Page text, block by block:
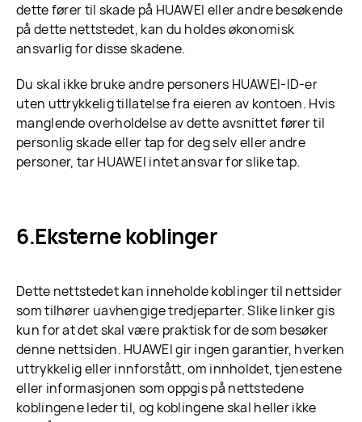
dette fører til skade på HUAWEI eller andre besøkende
på dette nettstedet, kan du holdes økonomisk
ansvarlig for disse skadene.
Du skal ikke bruke andre personers HUAWEI-ID-er
uten uttrykkelig tillatelse fra eieren av kontoen. Hvis
manglende overholdelse av dette avsnittet fører til
personlig skade eller tap for deg selv eller andre
personer, tar HUAWEI intet ansvar for slike tap.
Eksterne koblinger
Dette nettstedet kan inneholde koblinger til nettsider
som tilhører uavhengige tredjeparter. Slike linker gis
kun for at det skal være praktisk for de som besøker
denne nettsiden. HUAWEI gir ingen garantier, hverken
uttrykkelig eller innforstått, om innholdet, tjenestene
eller informasjonen som oppgis på nettstedene
koblingene leder til, og koblingene skal heller ikke